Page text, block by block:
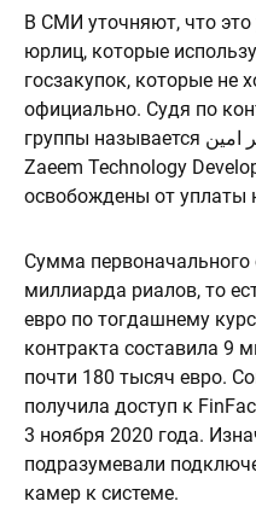
В СМИ уточняют, что это
юрлиц, которые
госзакупок, которые не
официально. Судя по
группы называется سامانه گستر امین, а вторая —
Zaeem Technology
освобождены от уплаты
Сумма первоначального
миллиарда риалов, то
евро по тогдашнему
контракта составила 9
почти 180 тысяч евро.
получила доступ к
3 ноября 2020 года.
подразумевали
камер к системе.